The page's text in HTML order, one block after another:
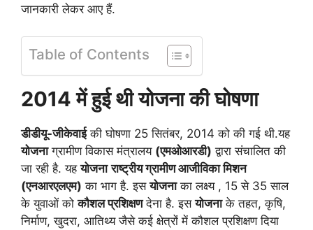
जानकारी लेकर आए हैं.
Table of Contents
2014 में हुई थी योजना की घोषणा
डीडीयू-जीकेवाईकी घोषणा 25 सितंबर, 2014 को की गई थी.यह
योजनाग्रामीण विकास मंत्रालय (एमओआरडी) द्वारा संचालित की
जा रही है.यहयोजना राष्ट्रीय ग्रामीण आजीविका मिशन
(एनआरएलएम) का भाग है.इसयोजनाका लक्ष्य , 15 से 35 साल
के युवाओं कोकौशल प्रशिक्षणदेना है.इसयोजनाके तहत, कृषि,
निर्माण, खुदरा, आतिथ्य जैसे कई क्षेत्रों में कौशल प्रशिक्षण दिया